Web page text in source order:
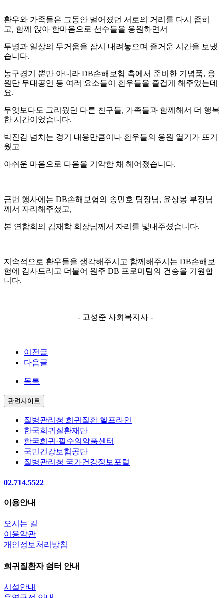
환우와 가족들은 그동안 멀어졌던 서로의 거리를 다시 좁히
고, 함께 앉아 한마음으로 선수들을 응원하면서
투병과 일상의 무거움을 잠시 내려놓으며 즐거운 시간을 보냈
습니다.
농구경기 뿐만 아니라 DB손해보험 측에서 준비한 기념품, 응
원단 무대공연 등 여러 요소들이 환우들을 즐겁게 해주었는데
요.
무엇보다도 그리웠던 다른 친구들, 가족들과 함께해서 더 행복
한 시간이었습니다.
박진감 넘치는 경기 내용만큼이나 환우들의 응원 열기가 뜨거
웠고
아쉬운 마음으로 다음을 기약한 채 헤어졌습니다.
금번 행사에는 DB손해보험의 송민호 팀장님, 윤상봉 부장님
께서 자리해주셨고,
본 연합회의 김재학 회장님께서 자리를 빛내주셨습니다.
지속적으로 환우들을 생각해주시고 함께해주시는 DB손해보
험에 감사드리고 더불어 원주 DB 프로미팀의 건승을 기원합
니다.
- 고성준 사회복지사 -
이전글
다음글
목록
관련사이트
질병관리청 희귀질환 헬프라인
한국희귀질환재단
한국희귀·필수의약품센터
국민건강보험공단
질병관리청 국가건강정보포털
02.714.5522
이용안내
오시는 길
이용약관
개인정보처리방침
희귀질환자 쉼터 안내
시설안내